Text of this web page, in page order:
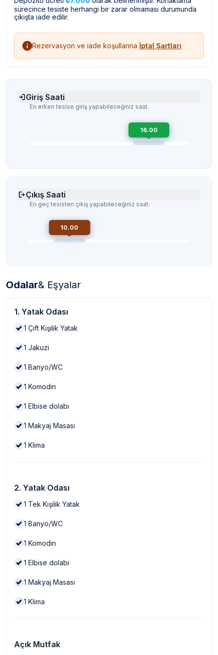
sürecince tesiste herhangi bir zarar olmaması durumunda
çıkışta iade edilir.
Rezervasyon ve iade koşullarına İptal Şartları
Giriş Saati
En erken tesise giriş yapabileceğiniz saat.
16.00
Çıkış Saati
En geç tesisten çıkış yapabileceğiniz saat.
10.00
Odalar& Eşyalar
1. Yatak Odası
1 Çift Kişilik Yatak
1 Jakuzi
1 Banyo/WC
1 Komodin
1 Elbise dolabı
1 Makyaj Masası
1 Klima
2. Yatak Odası
1 Tek Kişilik Yatak
1 Banyo/WC
1 Komodin
1 Elbise dolabı
1 Makyaj Masası
1 Klima
Açık Mutfak